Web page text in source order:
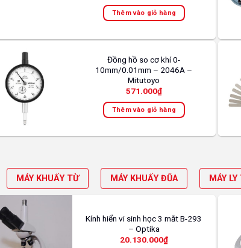
Thêm vào giỏ hàng
Đồng hồ so cơ khí 0-
10mm/0.01mm – 2046A –
Mitutoyo
571.000₫
Thêm vào giỏ hàng
MÁY KHUẤY TỪ MÁY KHUẤY ĐŨA MÁY LY
Kính hiển vi sinh học 3 mắt B-293
– Optika
20.130.000₫